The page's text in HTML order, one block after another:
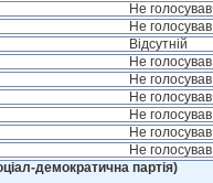
Не голосував
Не голосував
Відсутній
Не голосував
Не голосував
Не голосував
Не голосував
Не голосував
Не голосував
демократична партія)